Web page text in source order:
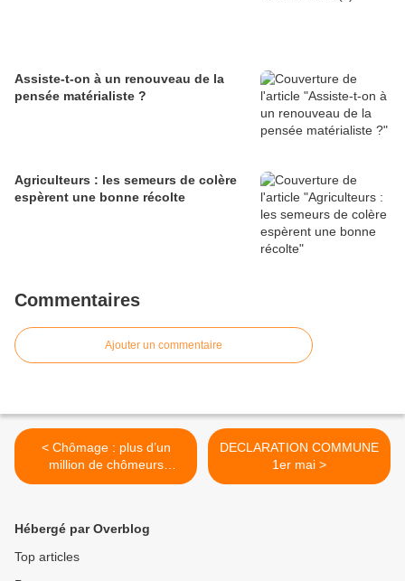
Assiste-t-on à un renouveau de la
pensée matérialiste ?
Agriculteurs : les semeurs de colère
espèrent une bonne récolte
Commentaires
Ajouter un commentaire
< Chômage : plus d’un
million de chômeurs
supplémentaires sous
DECLARATION COMMUNE
1er mai >
Hébergé par Overblog
Top articles